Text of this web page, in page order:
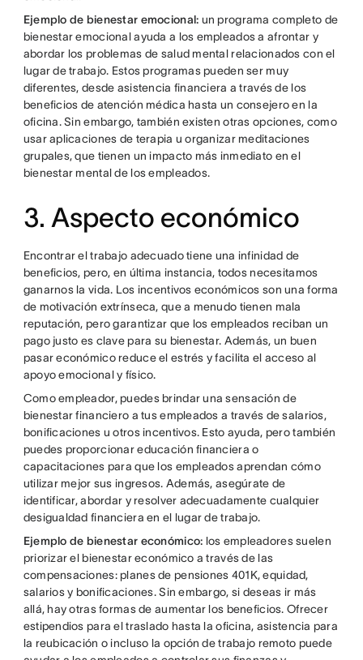
Ejemplo de bienestar emocional: un programa completo de
bienestar emocional ayuda a los empleados a afrontar y
abordar los problemas de salud mental relacionados con el
lugar de trabajo. Estos programas pueden ser muy
diferentes, desde asistencia financiera a través de los
beneficios de atención médica hasta un consejero en la
oficina. Sin embargo, también existen otras opciones, como
usar aplicaciones de terapia u organizar meditaciones
grupales, que tienen un impacto más inmediato en el
bienestar mental de los empleados.
3. Aspecto económico
Encontrar el trabajo adecuado tiene una infinidad de
beneficios, pero, en última instancia, todos necesitamos
ganarnos la vida. Los incentivos económicos son una forma
de motivación extrínseca, que a menudo tienen mala
reputación, pero garantizar que los empleados reciban un
pago justo es clave para su bienestar. Además, un buen
pasar económico reduce el estrés y facilita el acceso al
apoyo emocional y físico.
Como empleador, puedes brindar una sensación de
bienestar financiero a tus empleados a través de salarios,
bonificaciones u otros incentivos. Esto ayuda, pero también
puedes proporcionar educación financiera o
capacitaciones para que los empleados aprendan cómo
utilizar mejor sus ingresos. Además, asegúrate de
identificar, abordar y resolver adecuadamente cualquier
desigualdad financiera en el lugar de trabajo.
Ejemplo de bienestar económico: los empleadores suelen
priorizar el bienestar económico a través de las
compensaciones: planes de pensiones 401K, equidad,
salarios y bonificaciones. Sin embargo, si deseas ir más
allá, hay otras formas de aumentar los beneficios. Ofrecer
estipendios para el traslado hasta la oficina, asistencia para
la reubicación o incluso la opción de trabajo remoto puede